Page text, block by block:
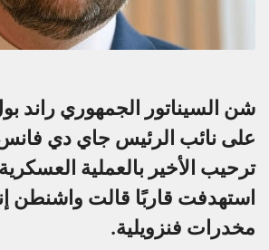
شن السيناتور الجمهوري راند
على نائب الرئيس جاي دي
ترحيب الأخير بالعملية
استهدفت قاربًا قالت واشنطن
مخدرات فنزويلية.